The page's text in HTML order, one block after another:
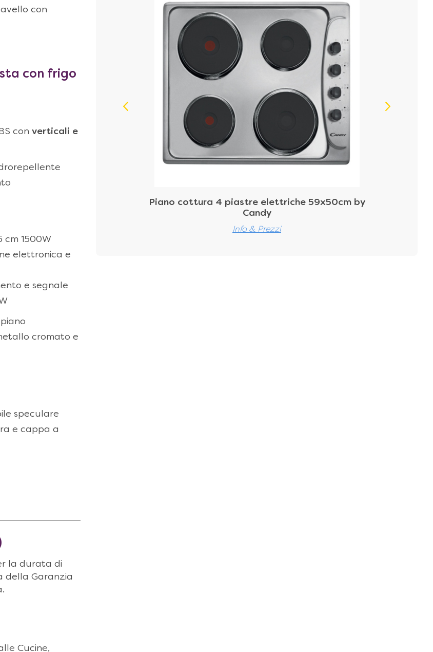
con
con frigo
con verticali e
cm 1500W
elettronica e
e segnale
cromato e
speculare
e cappa a
la durata di
della Garanzia
Cucine,
Candy
Piano cottura 4 piastre elettriche 59x50cm by
Candy
Info & Prezzi